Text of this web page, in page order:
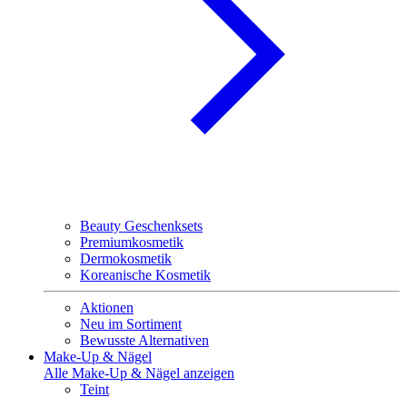
Beauty Geschenksets
Premiumkosmetik
Dermokosmetik
Koreanische Kosmetik
Aktionen
Neu im Sortiment
Bewusste Alternativen
Make-Up & Nägel
Alle Make-Up & Nägel anzeigen
Teint